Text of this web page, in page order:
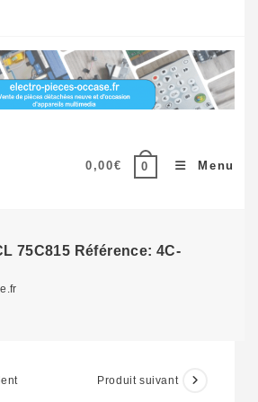
0,00€ 0 Menu
75C815 Référence: 4C-
Produit suivant